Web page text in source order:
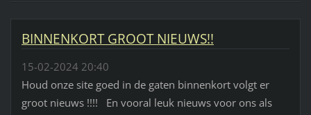
BINNENKORT GROOT NIEUWS!!
15-02-2024 20:40
Houd onze site goed in de gaten binnenkort volgt er
groot nieuws !!!! En vooral leuk nieuws voor ons als